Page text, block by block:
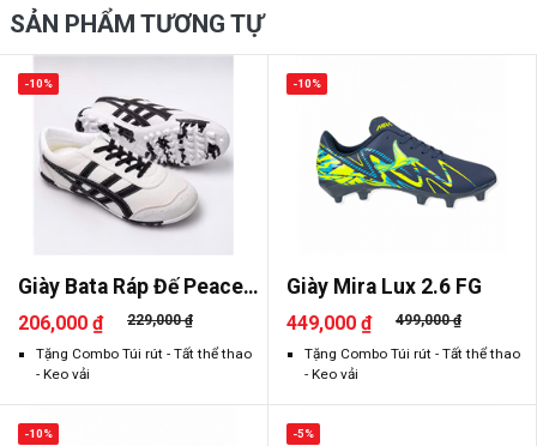
SẢN PHẨM TƯƠNG TỰ
Giày Bata Ráp Đế Peace
2026
206,000 ₫ 229,000 ₫
-10%
Tặng Combo Túi rút - Tất thể thao
- Keo vải
Giày Mira Lux 2.6 FG
449,000 ₫ 499,000 ₫
-10%
Tặng Combo Túi rút - Tất thể thao
- Keo vải
-10% -5%